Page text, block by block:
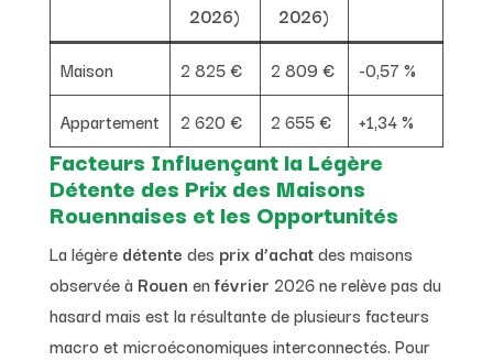
2026)
2026)
Maison 2 825 € 2 809 €
-0,57 %
Appartement
2 620 € 2 655 € +1,34 %
Facteurs Influençant la Légère
Détente des Prix des Maisons
Rouennaises et les Opportunités
La légère détente des prix d’achatdes maisons
observée à Rouen en février 2026 ne relève pas du
hasard mais est la résultante de plusieurs facteurs
macro et microéconomiques interconnectés. Pour